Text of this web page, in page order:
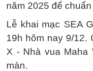
năm 2025 để
Lễ khai mạc SEA
19h hôm nay 9/12.
X - Nhà vua Maha
màn.